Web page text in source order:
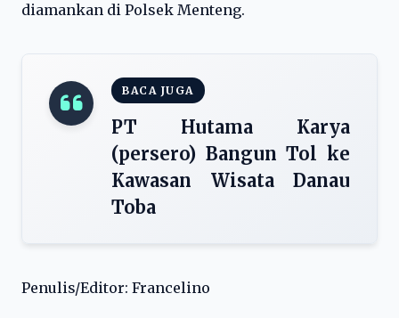
diamankan di Polsek Menteng.
BACA JUGA
PT Hutama Karya
(persero) Bangun Tol ke
Kawasan Wisata Danau
Toba
Penulis/Editor: Francelino